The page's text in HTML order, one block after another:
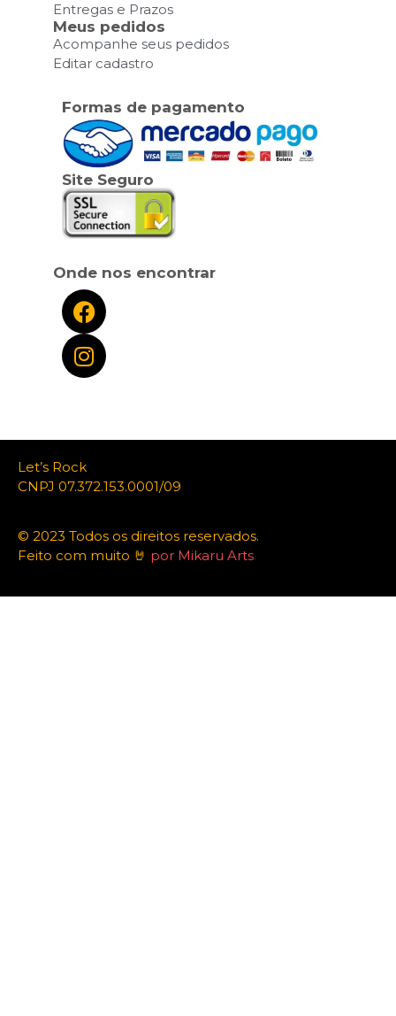
Entregas e Prazos
Meus pedidos
Acompanhe seus pedidos
Editar cadastro
Formas de pagamento
Site Seguro
Onde nos encontrar
Let’s Rock
CNPJ 07.372.153.0001/09
© 2023 Todos os direitos reservados.
Feito com muito 🤘 por Mikaru Arts